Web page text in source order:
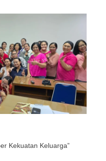
Kekuatan Keluarga”